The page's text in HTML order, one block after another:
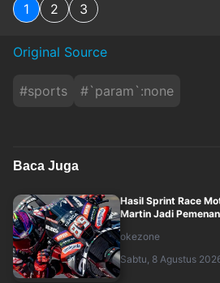
1 2 3
Original Source
#sports #`param`:none
Baca Juga
Hasil Sprint Race
Martin Jadi
okezone
Sabtu, 8 Agustus